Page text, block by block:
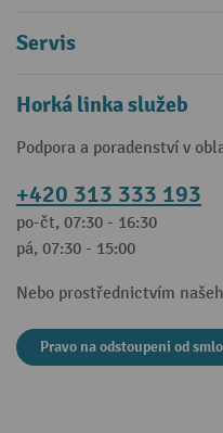
Servis
Horká linka služeb
Podpora a poradenství v
+420 313 333 193
po-čt, 07:30 - 16:30
pá, 07:30 - 15:00
Nebo prostřednictvím
Pravo na odstoupeni od